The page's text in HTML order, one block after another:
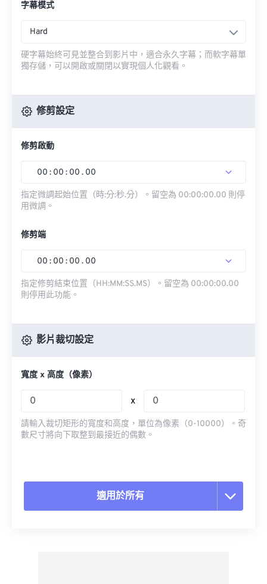
字幕模式
Hard
硬字幕始終可見並整合到影片中，適合永久字幕；而軟字幕單
獨存儲，可以開啟或關閉以實現個人化觀看。
修剪設定
修剪啟動
00 : 00 : 00 . 00
指定微調起始位置（時:分:秒.分）。留空為 00:00:00.00 則停
用微調。
修剪端
00 : 00 : 00 . 00
指定修剪結束位置（HH:MM:SS.MS）。留空為 00:00:00.00
則停用此功能。
影片裁切設定
寬度 x 高度（像素）
x
請輸入裁切矩形的寬度和高度，單位為像素（0-10000）。奇
數尺寸將向下取整到最接近的偶數。
適用於所有